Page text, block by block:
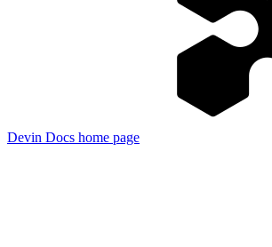
Devin Docs home page